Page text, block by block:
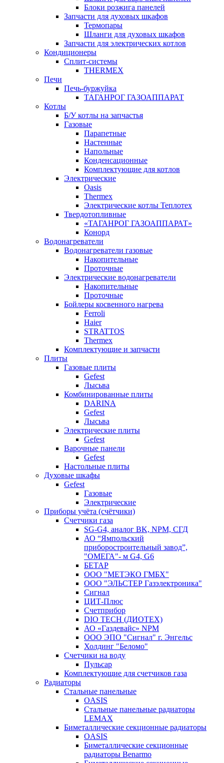
Блоки розжига панелей
Запчасти для духовых шкафов
Термопары
Шланги для духовых шкафов
Запчасти для электрических котлов
Кондиционеры
Сплит-системы
THERMEX
Печи
Печь-буржуйка
ТАГАНРОГ ГАЗОАППАРАТ
Котлы
Б/У котлы на запчастья
Газовые
Парапетные
Настенные
Напольные
Конденсационные
Комплектующие для котлов
Электрические
Oasis
Thermex
Электрические котлы Теплотех
Твердотопливные
«ТАГАНРОГ ГАЗОАППАРАТ»
Конорд
Водонагреватели
Водонагреватели газовые
Накопительные
Проточные
Электрические водонагреватели
Накопительные
Проточные
Бойлеры косвенного нагрева
Ferroli
Haier
STRATTOS
Thermex
Комплектующие и запчасти
Плиты
Газовые плиты
Gefest
Лысьва
Комбинированные плиты
DARINA
Gefest
Лысьва
Электрические плиты
Gefest
Варочные панели
Gefest
Настольные плиты
Духовые шкафы
Gefest
Газовые
Электрические
Приборы учёта (счётчики)
Счетчики газа
SG-G4, аналог BK, NPM, СГД
АО “Ямпольский
приборостроительный завод”,
"ОМЕГА"- м G4, G6
БЕТАР
ООО "МЕТЭКО ГМБХ"
ООО "ЭЛЬСТЕР Газэлектроника"
Сигнал
ЦИТ-Плюс
Счетприбор
DIO TECH (ДИОТЕХ)
АО «Газдевайс» NPM
ООО ЭПО "Сигнал" г. Энгельс
Холдинг "Беломо"
Счетчики на воду
Пульсар
Комплектующие для счетчиков газа
Радиаторы
Стальные панельные
OASIS
Стальные панельные радиаторы
LEMAX
Биметаллические секционные радиаторы
OASIS
Биметаллические секционные
радиаторы Benarmo